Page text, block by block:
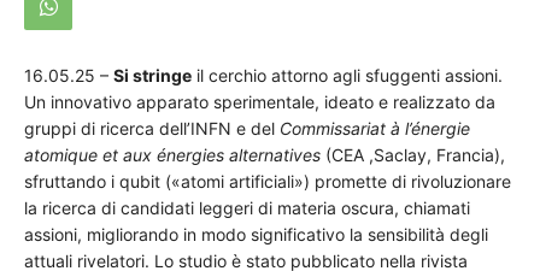
16.05.25 – Si stringe il cerchio attorno agli sfuggenti assioni.
Un innovativo apparato sperimentale, ideato e realizzato da
gruppi di ricerca dell’INFN e del Commissariat à l’énergie
atomique et aux énergies alternatives (CEA ,Saclay, Francia),
sfruttando i qubit («atomi artificiali») promette di rivoluzionare
la ricerca di candidati leggeri di materia oscura, chiamati
assioni, migliorando in modo significativo la sensibilità degli
attuali rivelatori. Lo studio è stato pubblicato nella rivista